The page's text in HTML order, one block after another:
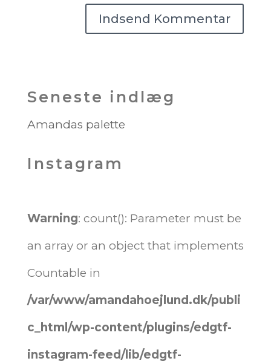
Seneste indlæg
Amandas palette
Instagram
Warning: count(): Parameter must be
an array or an object that implements
Countable in
/var/www/amandahoejlund.dk/publi
c_html/wp-content/plugins/edgtf-
instagram-feed/lib/edgtf-